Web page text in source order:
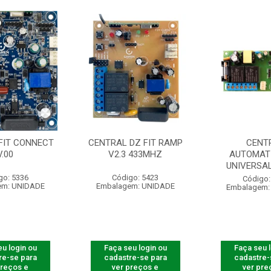
CONNECT
5336
UNIDADE
login ou
se para
e
CENTRAL DZ FIT RAMP
V2.3 433MHZ
Código: 5423
Embalagem: UNIDADE
Faça seu login ou
cadastre-se para
ver preços e
Código:
Embalagem:
Faça seu
ver